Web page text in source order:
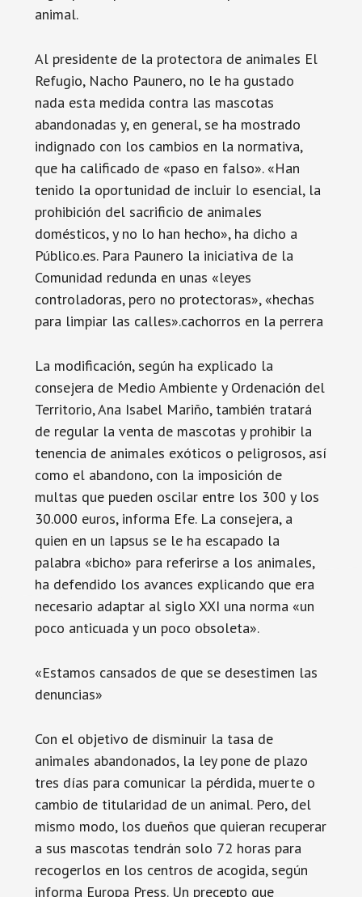
animal.
Al presidente de la protectora de animales El
Refugio, Nacho Paunero, no le ha gustado
nada esta medida contra las mascotas
abandonadas y, en general, se ha mostrado
indignado con los cambios en la normativa,
que ha calificado de «paso en falso». «Han
tenido la oportunidad de incluir lo esencial, la
prohibición del sacrificio de animales
domésticos, y no lo han hecho», ha dicho a
Público.es. Para Paunero la iniciativa de la
Comunidad redunda en unas «leyes
controladoras, pero no protectoras», «hechas
para limpiar las calles».cachorros en la perrera
La modificación, según ha explicado la
consejera de Medio Ambiente y Ordenación del
Territorio, Ana Isabel Mariño, también tratará
de regular la venta de mascotas y prohibir la
tenencia de animales exóticos o peligrosos, así
como el abandono, con la imposición de
multas que pueden oscilar entre los 300 y los
30.000 euros, informa Efe. La consejera, a
quien en un lapsus se le ha escapado la
palabra «bicho» para referirse a los animales,
ha defendido los avances explicando que era
necesario adaptar al siglo XXI una norma «un
poco anticuada y un poco obsoleta».
«Estamos cansados de que se desestimen las
denuncias»
Con el objetivo de disminuir la tasa de
animales abandonados, la ley pone de plazo
tres días para comunicar la pérdida, muerte o
cambio de titularidad de un animal. Pero, del
mismo modo, los dueños que quieran recuperar
a sus mascotas tendrán solo 72 horas para
recogerlos en los centros de acogida, según
informa Europa Press. Un precepto que